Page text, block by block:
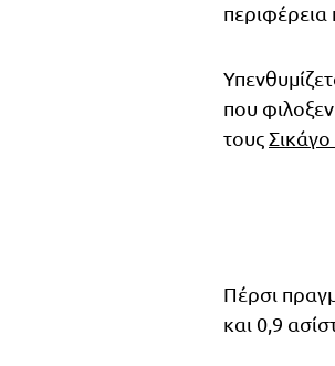
περιφέρεια
που
τους
Πέρσι
και 0,9